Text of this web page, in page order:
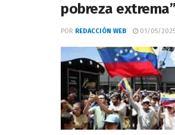
pobreza extrema”
POR REDACCIÓN WEB 01/05/2025